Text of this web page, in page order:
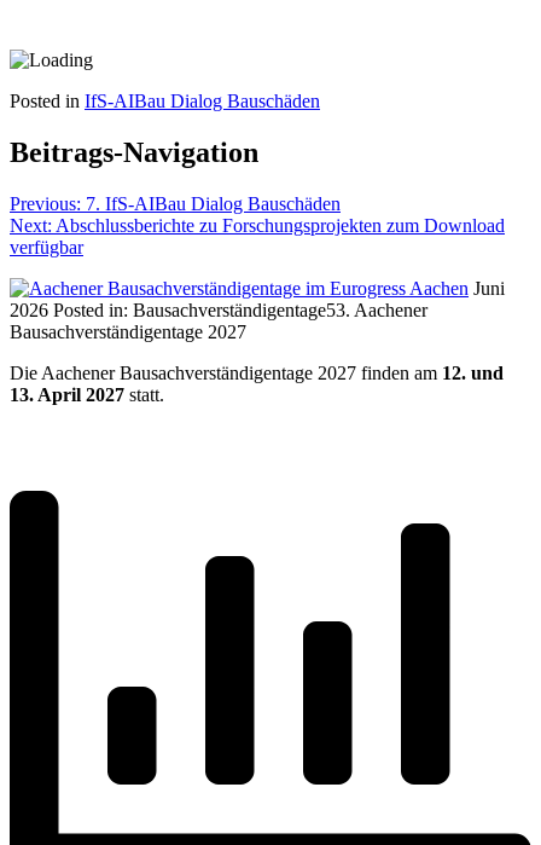
Posted in IfS-AIBau Dialog Bauschäden
Beitrags-Navigation
Previous: 7. IfS-AIBau Dialog Bauschäden
Next: Abschlussberichte zu Forschungsprojekten zum Download
verfügbar
Juni
2026 Posted in: Bausachverständigentage53. Aachener
Bausachverständigentage 2027
Die Aachener Bausachverständigentage 2027 finden am 12. und
13. April 2027 statt.